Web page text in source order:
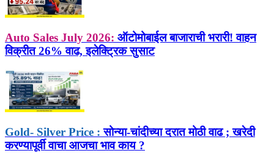
Auto Sales July 2026: ऑटोमोबाईल बाजाराची भरारी! वाहन
विक्रीत 26% वाढ, इलेक्ट्रिक सुसाट
Gold- Silver Price : सोन्या-चांदीच्या दरात मोठी वाढ ; खरेदी
करण्यापूर्वी वाचा आजचा भाव काय ?